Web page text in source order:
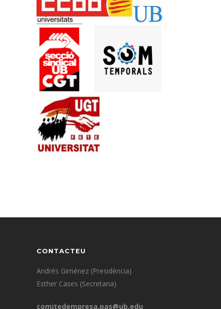
CONTACTEU
Andrés Giménez (Presidència)
Esther Cases (Secretaria)
comitedempresa.pas@ub.edu